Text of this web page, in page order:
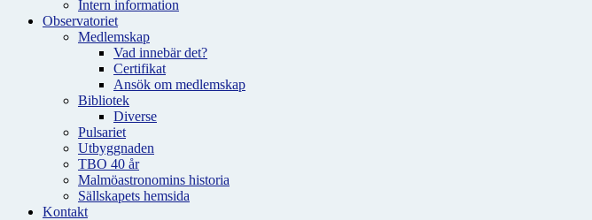
Intern information
Observatoriet
Medlemskap
Vad innebär det?
Certifikat
Ansök om medlemskap
Bibliotek
Diverse
Pulsariet
Utbyggnaden
TBO 40 år
Malmöastronomins historia
Sällskapets hemsida
Kontakt